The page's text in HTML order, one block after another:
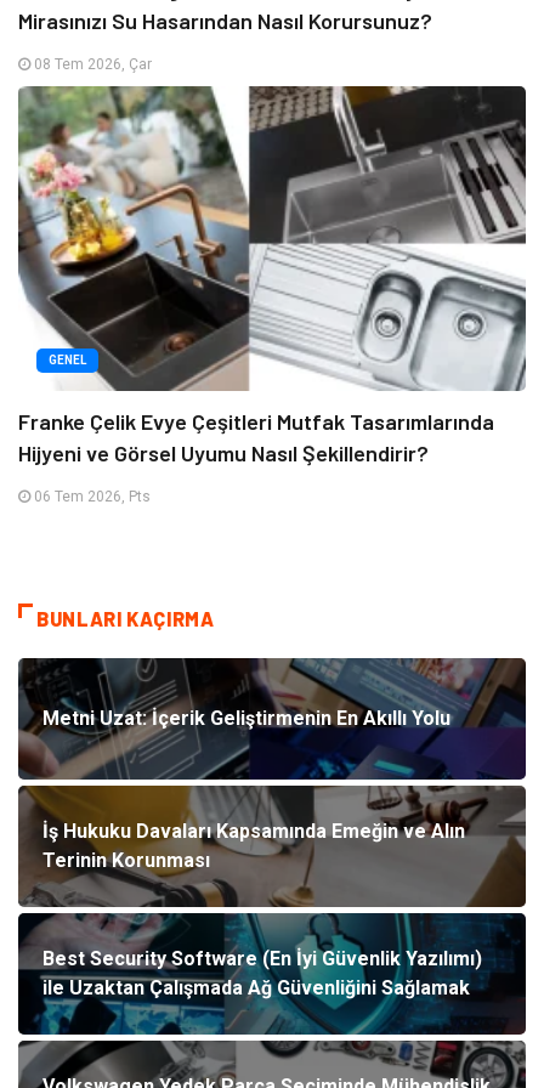
Mirasınızı Su Hasarından Nasıl Korursunuz?
08 Tem 2026, Çar
GENEL
Franke Çelik Evye Çeşitleri Mutfak Tasarımlarında
Hijyeni ve Görsel Uyumu Nasıl Şekillendirir?
06 Tem 2026, Pts
BUNLARI KAÇIRMA
Metni Uzat: İçerik Geliştirmenin En Akıllı Yolu
İş Hukuku Davaları Kapsamında Emeğin ve Alın
Terinin Korunması
Best Security Software (En İyi Güvenlik Yazılımı)
ile Uzaktan Çalışmada Ağ Güvenliğini Sağlamak